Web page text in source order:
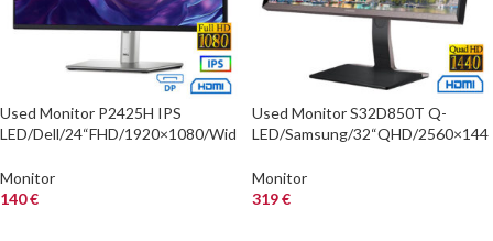
Used Monitor P2425H IPS
LED/Dell/24“FHD/1920×1080/Wid
USB 3.0 Hub
Monitor
140€
Used Monitor S32D850T Q-
LED/Samsung/32“QHD/2560×144
& USB 3.0 HUB
Monitor
319€